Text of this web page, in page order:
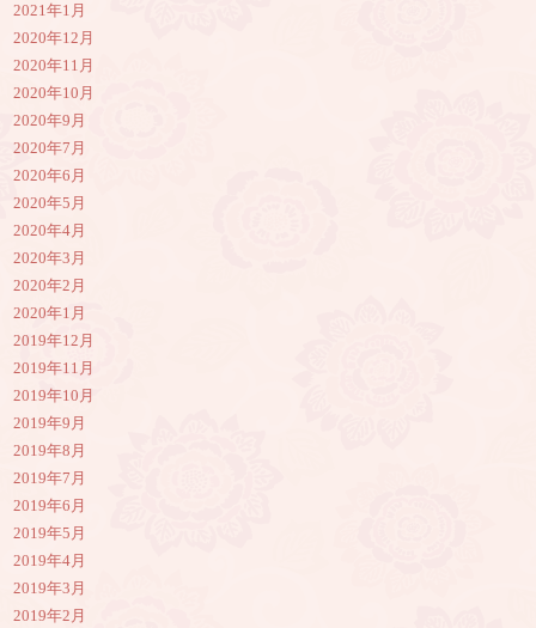
2021年1月
2020年12月
2020年11月
2020年10月
2020年9月
2020年7月
2020年6月
2020年5月
2020年4月
2020年3月
2020年2月
2020年1月
2019年12月
2019年11月
2019年10月
2019年9月
2019年8月
2019年7月
2019年6月
2019年5月
2019年4月
2019年3月
2019年2月